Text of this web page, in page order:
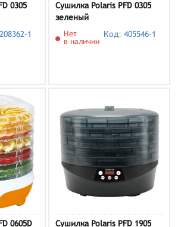
0305
1
Сушилка Polaris PFD 0305
зеленый
Нет
в наличии
Код: 405546-1
0605D Сушилка Polaris PFD 1905